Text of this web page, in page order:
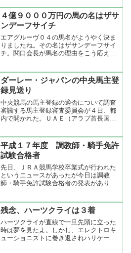
車（株）取締役相談役で元経団連会長の
奥田碩氏、生活経済ジャー...
４億９０００万円の馬の名はザサ
ンデーフサイチ
エアグルーヴ０４の馬名がようやく決ま
りましたね。その名はザサンデーフサイ
チ。関口会長が馬名の理由をこう応えて
ら話題騒然ですが、果たして本当に日曜
日の主役となってくれ...
ダーレー・ジャパンの中央馬主登
録見送り
中央競馬の馬主登録の適否について調査
審議する馬主登録審査委員会が４日、都
内で開かれた。ＵＡＥ（アラブ首長国連
申請された案件は、出席した委員全員が
反対。今年中の認可は見送...
平成１７年度 調教師・騎手免許
試験合格者
先日、ＪＲＡ競馬学校卒業式が行われた
というニュースがあったが今日は調教
師・騎手免許試験合格者の発表がありま
は２世騎手の小島太一（父小島太）、鮫
島良太（父鮫島克也）や地方...
残念、ハーツクライは３着
ハーツクライが直線で一旦先頭に立った
時は夢を見たよ。しかし、エレクトロキ
ューショニストに巻き返されハリケーン